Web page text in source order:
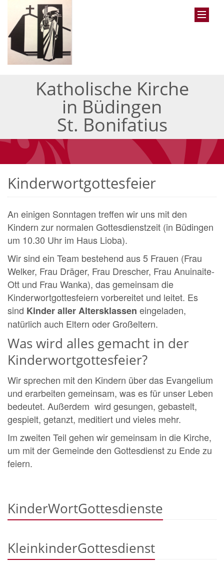
Katholische Kirche
in Büdingen
St. Bonifatius
Kinderwortgottesfeier
An einigen Sonntagen treffen wir uns mit den
Kindern zur normalen Gottesdienstzeit (in Büdingen
um 10.30 Uhr im Haus Lioba).
Wir sind ein Team bestehend aus 5 Frauen (Frau
Welker, Frau Dräger, Frau Drescher, Frau Anuinaite-
Ott und Frau Wanka), das gemeinsam die
Kinderwortgottesfeiern vorbereitet und leitet. Es
sind Kinder aller Altersklassen eingeladen,
natürlich auch Eltern oder Großeltern.
Was wird alles gemacht in der
Kinderwortgottesfeier?
Wir sprechen mit den Kindern über das Evangelium
und erarbeiten gemeinsam, was es für unser Leben
bedeutet. Außerdem wird gesungen, gebastelt,
gespielt, getanzt, meditiert und vieles mehr.
Im zweiten Teil gehen wir gemeinsam in die Kirche,
um mit der Gemeinde den Gottesdienst zu Ende zu
feiern.
KinderWortGottesdienste
KleinkinderGottesdienst